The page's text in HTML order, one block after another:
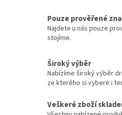
Pouze prověřené
Najdete u nás pouze
stojíme.
Široký výběr
Nabízíme široký výběr
ze kterého si vybere i
Veškeré zboží